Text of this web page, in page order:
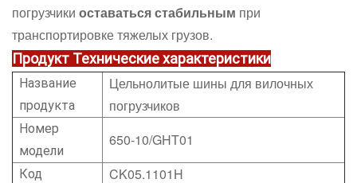
погрузчики оставаться стабильным при
транспортировке тяжелых грузов.
Продукт Технические характеристики
Название
продукта
Цельнолитые шины для вилочных
погрузчиков
Номер
модели
650-10/GHT01
Код CK05.1101H